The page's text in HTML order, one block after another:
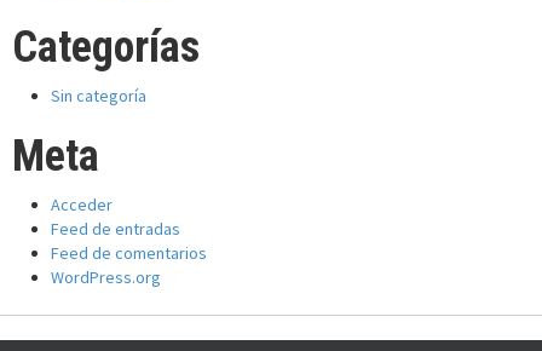
Categorías
Sin categoría
Meta
Acceder
Feed de entradas
Feed de comentarios
WordPress.org